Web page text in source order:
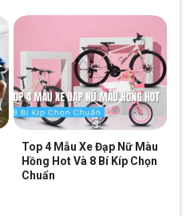
Top 4 Mẫu Xe Đạp Nữ Màu
Hồng Hot Và 8 Bí Kíp Chọn
Chuẩn